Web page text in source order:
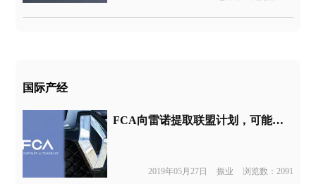
国际产经
FCA向雷诺提取联盟计划，可能包括日产成为全球第一大汽车厂商
2019年05月27日 振业 浏览数：2091